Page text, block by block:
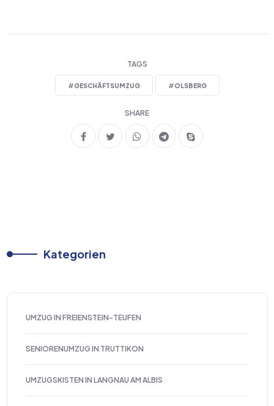
TAGS
#GESCHÄFTSUMZUG #OLSBERG
SHARE
Kategorien
UMZUG IN FREIENSTEIN-TEUFEN
SENIORENUMZUG IN TRUTTIKON
UMZUGSKISTEN IN LANGNAU AM ALBIS